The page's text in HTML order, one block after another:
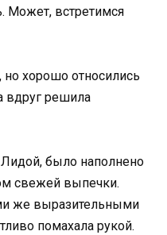
Может, встретимся
хорошо относились
вдруг решила
было наполнено
свежей выпечки.
же выразительными
помахала рукой.